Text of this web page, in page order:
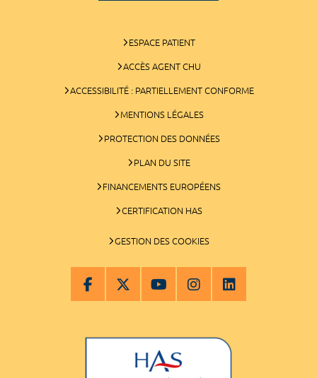
ESPACE PATIENT
ACCÈS AGENT CHU
ACCESSIBILITÉ : PARTIELLEMENT CONFORME
MENTIONS LÉGALES
PROTECTION DES DONNÉES
PLAN DU SITE
FINANCEMENTS EUROPÉENS
CERTIFICATION HAS
GESTION DES COOKIES